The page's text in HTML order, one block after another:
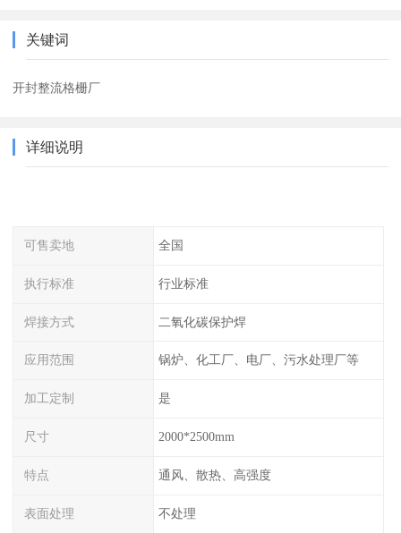
关键词
开封整流格栅厂
详细说明
可售卖地 全国
执行标准 行业标准
焊接方式 二氧化碳保护焊
应用范围 锅炉、化工厂、电厂、污水处理厂等
加工定制 是
尺寸 2000*2500mm
特点 通风、散热、高强度
表面处理 不处理